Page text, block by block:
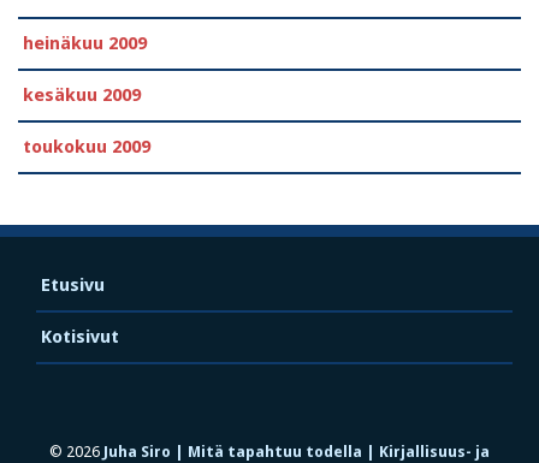
heinäkuu 2009
kesäkuu 2009
toukokuu 2009
Etusivu
Kotisivut
© 2026 Juha Siro | Mitä tapahtuu todella | Kirjallisuus- ja